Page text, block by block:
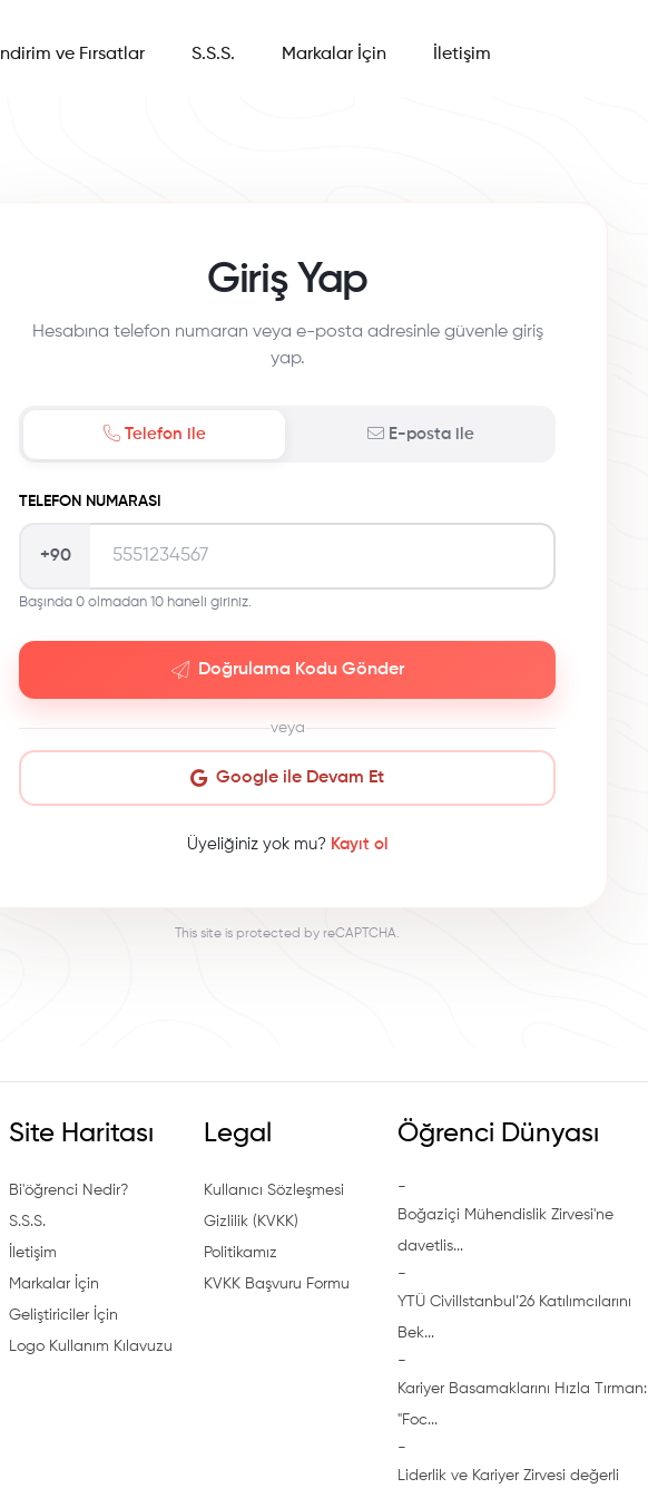
İndirim ve Fırsatlar S.S.S. Markalar İçin İletişim
Giriş Yap
Hesabına telefon numaran veya e-posta adresinle güvenle giriş
yap.
Telefon ile E-posta ile
TELEFON NUMARASI
+90
Başında 0 olmadan 10 haneli giriniz.
Doğrulama Kodu Gönder
veya
Google ile Devam Et
Üyeliğiniz yok mu? Kayıt ol
This site is protected by reCAPTCHA.
Site Haritası
Bi'öğrenci Nedir?
S.S.S.
İletişim
Markalar İçin
Geliştiriciler İçin
Logo Kullanım Kılavuzu
Legal
Kullanıcı Sözleşmesi
Gizlilik (KVKK)
Politikamız
KVKK Başvuru Formu
Öğrenci Dünyası
-
Boğaziçi Mühendislik Zirvesi'ne
davetlis...
-
YTÜ CivilIstanbul’26 Katılımcılarını
Bek...
-
Kariyer Basamaklarını Hızla Tırman:
"Foc...
-
Liderlik ve Kariyer Zirvesi değerli